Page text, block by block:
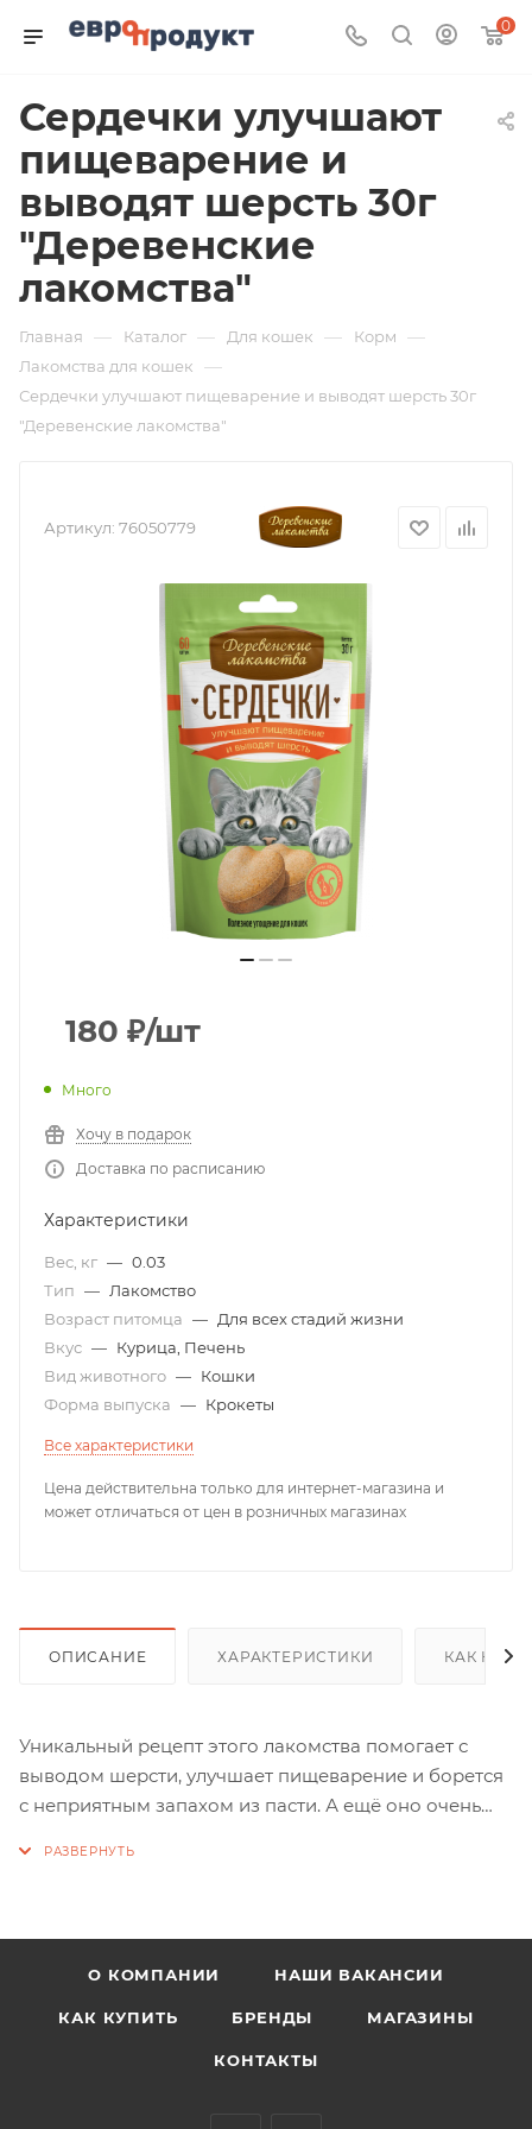
0
Сердечки улучшают
пищеварение и
выводят шерсть 30г
"Деревенские
лакомства"
Главная — Каталог — Для кошек — Корм —
Лакомства для кошек —
Сердечки улучшают пищеварение и выводят шерсть 30г
"Деревенские лакомства"
Артикул: 76050779
180 ₽/шт
Много
Хочу в подарок
Доставка по расписанию
Характеристики
Вес, кг — 0.03
Тип — Лакомство
Возраст питомца — Для всех стадий жизни
Вкус — Курица, Печень
Вид животного — Кошки
Форма выпуска — Крокеты
Все характеристики
Цена действительна только для интернет-магазина и
может отличаться от цен в розничных магазинах
ОПИСАНИЕ ХАРАКТЕРИСТИКИ КАК
Уникальный рецепт этого лакомства помогает с
выводом шерсти, улучшает пищеварение и борется
с неприятным запахом из пасти. А ещё оно очень
жиры — 8, клетчатка — 3, зола — 14, влажность — 10;
энергетическая ценность — 302,5 ккал.
О КОМПАНИИ НАШИ ВАКАНСИИ
КАК КУПИТЬ БРЕНДЫ МАГАЗИНЫ
КОНТАКТЫ